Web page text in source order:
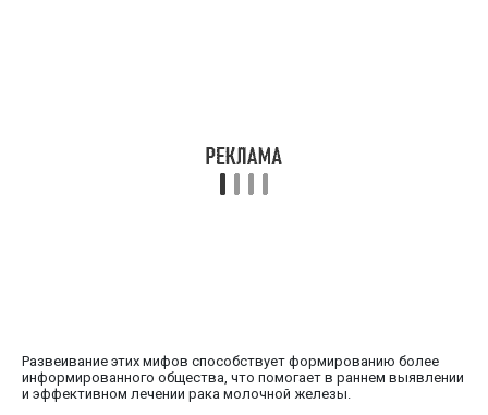
Развеивание этих мифов способствует формированию более
информированного общества, что помогает в раннем выявлении
и эффективном лечении рака молочной железы.